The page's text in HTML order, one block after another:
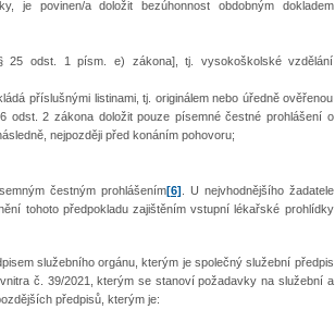
je povinen/a doložit bezúhonnost obdobným dokladem
25 odst. 1 písm. e) zákona], tj. vysokoškolské vzdělání
příslušnými listinami, tj. originálem nebo úředně ověřenou
odst. 2 zákona doložit pouze písemné čestné prohlášení o
nejpozději před konáním pohovoru;
čestným prohlášením[6] . U nejvhodnějšího žadatele
tohoto předpokladu zajištěním vstupní lékařské prohlídky
služebního orgánu, kterým je společný služební předpis
č. 39/2021, kterým se stanoví požadavky na služební a
předpisů, kterým je: